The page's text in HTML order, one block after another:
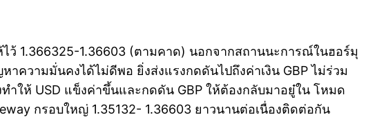
ว้ 1.366325-1.36603 (ตามคาด) นอกจากสถานนะการณ์ในฮอร์มุ
ความมั่นคงได้ไม่ดีพอ ยิ่งส่งแรงกดดันไปถึงค่าเงิน GBP ไม่ร่วม
ำให้ USD แข็งค่าขึ้นและกดดัน GBP ให้ต้องกลับมาอยู๋ใน โหมด
กรอบใหญ่ 1.35132- 1.36603 ยาวนานต่อเนื่องติดต่อกัน